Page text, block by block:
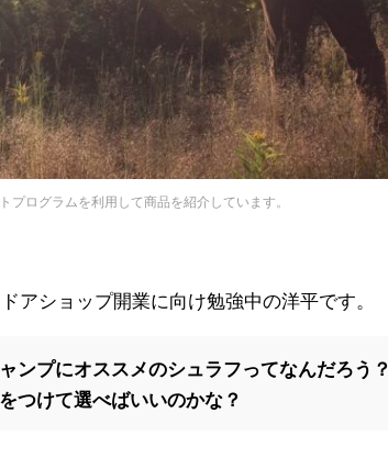
プログラムを利用して商品を紹介しています。
アショップ開業に向け勉強中の洋平です。
ンプにオススメのシュラフってなんだろう？
つけて選べばいいのかな？